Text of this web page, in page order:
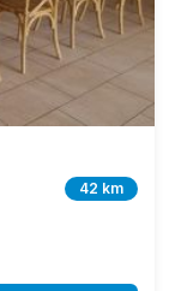
42 km